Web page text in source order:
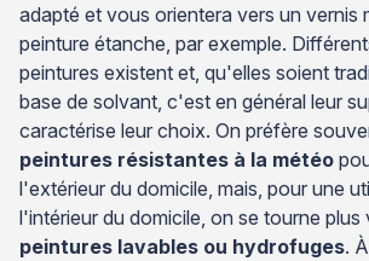
adapté et vous orientera vers un vernis
peinture étanche, par exemple.
peintures existent et, qu'elles soient
base de solvant, c'est en général leur
caractérise leur choix. On préfère
peintures résistantes à la météo
l'extérieur du domicile, mais, pour une
l'intérieur du domicile, on se tourne plus
peintures lavables ou hydrofuges.